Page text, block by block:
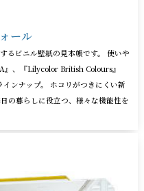
ール
るビニル壁紙の見本帳です。 使いや
』、『Lilycolor British Colours』
ンナップ。 ホコリがつきにくい新
の暮らしに役立つ、様々な機能性を